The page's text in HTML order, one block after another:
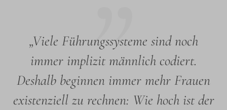
„Viele Führungssysteme sind noch
immer implizit männlich codiert.
Deshalb beginnen immer mehr Frauen
existenziell zu rechnen: Wie hoch ist der